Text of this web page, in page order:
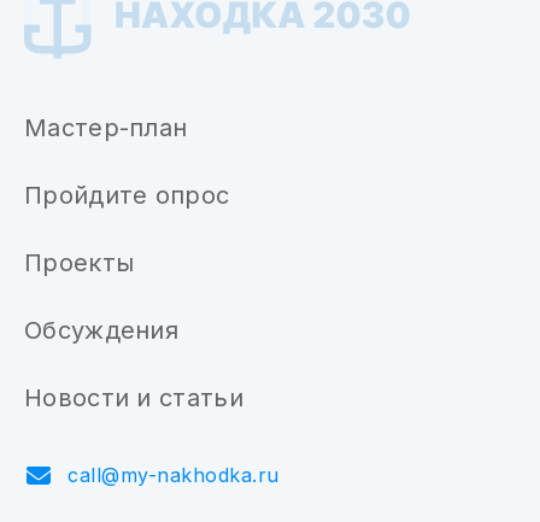
Мастер-план
Пройдите опрос
Проекты
Обсуждения
Новости и статьи
call@my-nakhodka.ru